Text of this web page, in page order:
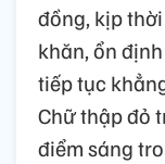
đồng, kịp
khăn, ổn
tiếp tục
Chữ thập đỏ
điểm sáng